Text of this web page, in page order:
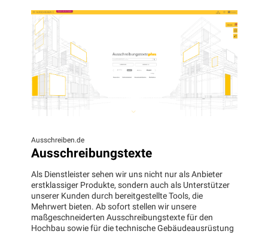
Ausschreiben.de
Ausschreibungstexte
Als Dienstleister sehen wir uns nicht nur als Anbieter
erstklassiger Produkte, sondern auch als Unterstützer
unserer Kunden durch bereitgestellte Tools, die
Mehrwert bieten. Ab sofort stellen wir unsere
maßgeschneiderten Ausschreibungstexte für den
Hochbau sowie für die technische Gebäudeausrüstung